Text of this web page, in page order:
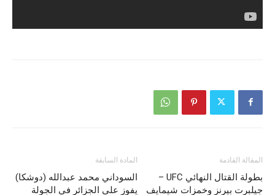
المادة السابقة
السوداني محمد عبدالله (دوشكا)
يفوز على الجزائر في الجولة
المقالة القادمة
بطولة القتال النهائي UFC –
جيلبرت بيرنز وخمزات شيمايف